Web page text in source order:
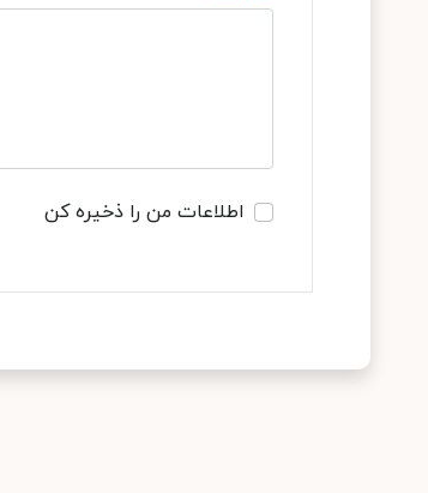
اطلاعات من را ذخیره کن